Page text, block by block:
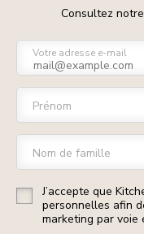
Consultez notre
Votre adresse e-mail
Prénom
Nom de famille
J’accepte que
personnelles afin
marketing par voie